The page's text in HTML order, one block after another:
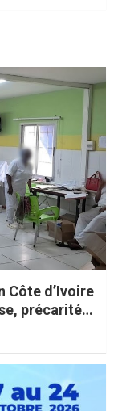
Côte d’Ivoire
précarité